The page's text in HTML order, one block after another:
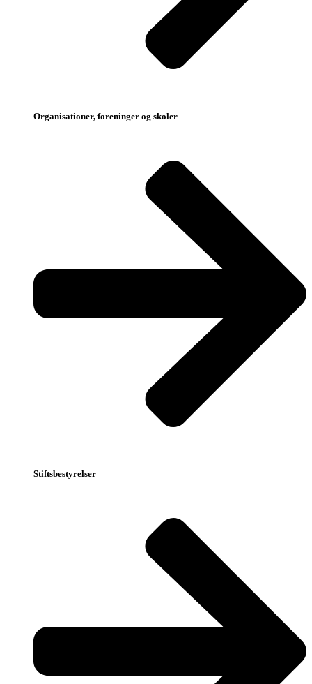
Organisationer, foreninger og skoler
Stiftsbestyrelser